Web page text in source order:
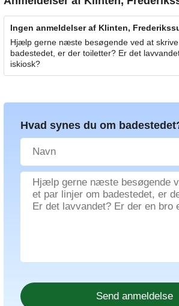
Ingen anmeldelser af Klinten,
Hjælp gerne næste besøgende ved at
badestedet, er der toiletter? Er det
iskiosk?
Hvad synes du om